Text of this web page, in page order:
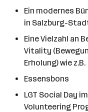
Ein modernes
in Salzburg-
Eine Vielzahl an
Vitality
Erholung) wie z.B.
Essensbons
LGT Social Day
Volunteering